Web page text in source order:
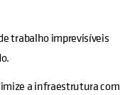
trabalho imprevisíveis
a infraestrutura com